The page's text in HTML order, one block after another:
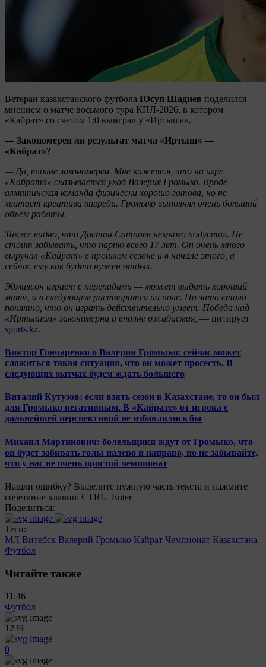
Ветеран казахстанского футбола Юсуп Шадиев поделился
мнением о матче восьмого тура КПЛ-2026, в котором
«Кайрат» со счетом 1:0 выиграл у «Иртыша».
— Закономерен ли результат матча «Иртыш» —
«Кайрат»?
— Да, вполне закономерен. Мне кажется, что на игре
«Кайрата» сказывается уход Валерия Громыко. Вроде
алматинская команда физически хорошо готова, но не
хватает креатива впереди. Громыко выполнял очень большой
объем работы.
Также видно, что Дастан Сатпаев немного подустал. Не
стоит забывать, что парню всего 17 лет. Он очень много
выручал «Кайрат» в прошлом сезоне и в начале этого, а
сейчас ему как будто нужен отдых.
Эдмилсон играет с перепадами — может выдать хороший
матч, а в следующем растворится на поле. Но зато стало
понятно, что он играть действительно умеет. Победа над
«Иртышом» закономерна и вполне ожидаемая, — цитирует
sports.kz.
Виктор Гончаренко о Валерии Громыко: сейчас может
сложиться такая ситуация, что он может просесть. В
следующих матчах будем ждать большего
Виталий Кутузов: если взять сезон в Казахстане, то он был
для Громыко негативным. В «Кайрате» от игрока с
дальнейшей перспективой не избавлялись бы
Михаил Мартинович: болельщики ждут от Громыко, что
он будет забивать голы налево и направо, но не забывайте,
что у нас не очень простой чемпионат
Нашли ошибку? Выделите нужную часть текста и нажмите
сочетание клавиш CTRL+Enter
Поделиться:
Теги:
МЛ Витебск Валерий Громыко Кайрат Чемпионат Казахстана
Футбол
Читайте также
11:46
Футбол
1239
0